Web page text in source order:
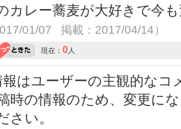
カレー蕎麦が大好きで今
01/07 掲載：2017/04/14）
現在： 0 人
はユーザーの主観的なコ
時の情報のため、変更に
さい。